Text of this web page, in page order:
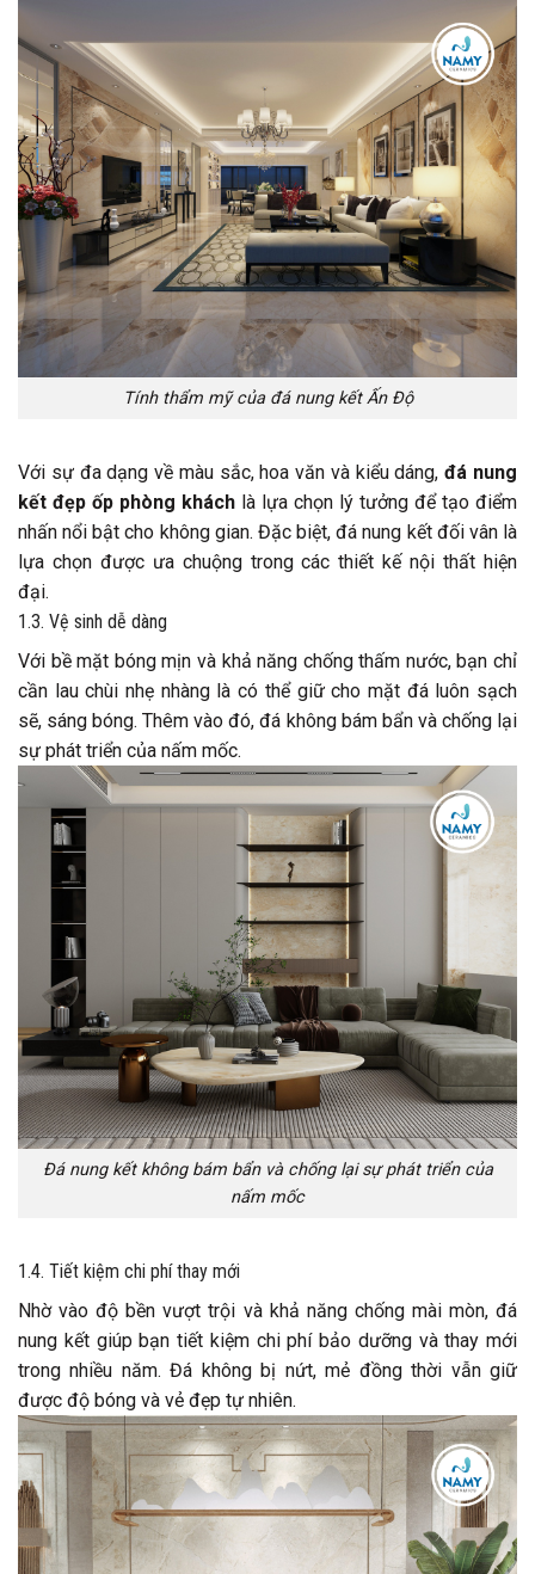
Tính thẩm mỹ của đá nung kết Ấn Độ
Với sự đa dạng về màu sắc, hoa văn và kiểu dáng,đá nung
kết đẹp ốp phòng khách là lựa chọn lý tưởng để tạo điểm
nhấn nổi bật cho không gian. Đặc biệt, đá nung kết đối vân là
lựa chọn được ưa chuộng trong các thiết kế nội thất hiện
đại.
1.3. Vệ sinh dễ dàng
Với bề mặt bóng mịn và khả năng chống thấm nước, bạn chỉ
cần lau chùi nhẹ nhàng là có thể giữ cho mặt đá luôn sạch
sẽ, sáng bóng. Thêm vào đó, đá không bám bẩn và chống lại
sự phát triển của nấm mốc.
Đá nung kết không bám bẩn và chống lại sự phát triển của
nấm mốc
1.4. Tiết kiệm chi phí thay mới
Nhờ vào độ bền vượt trội và khả năng chống mài mòn, đá
nung kết giúp bạn tiết kiệm chi phí bảo dưỡng và thay mới
trong nhiều năm. Đá không bị nứt, mẻ đồng thời vẫn giữ
được độ bóng và vẻ đẹp tự nhiên.